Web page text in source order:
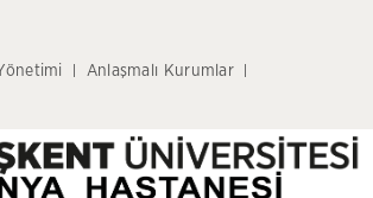
Anlaşmalı Kurumlar